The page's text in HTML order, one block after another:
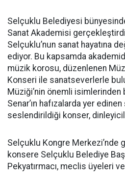
Selçuklu Belediyesi
Sanat Akademisi
Selçuklu’nun sanat hayatına
ediyor. Bu kapsamda
müzik korosu, düzenlenen
Konseri ile sanatseverlerle
Müziği’nin önemli isimlerinden
Senar’ın hafızalarda yer edinen
seslendirildiği konser,
Selçuklu Kongre Merkezi’nde
konsere Selçuklu Belediye
Pekyatırmacı, meclis üyeleri